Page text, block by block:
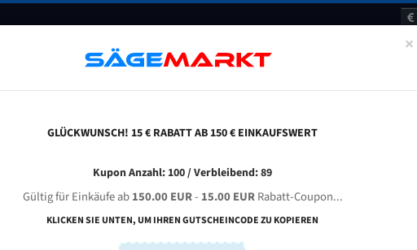
FAQ GUTSCHEINE BLOG KONTAKT
Sabı PB 550/1000 Bi-Metal M42 HSS Bandsägeblatt
×
GLÜCKWUNSCH! 15 € RABATT AB 150 € EINKAUFSWERT
Kupon Anzahl: 100 / Verbleibend: 89
Gültig für Einkäufe ab150.00 EUR- 15.00 EURRabatt-Coupon...
KLICKEN SIE UNTEN, UM IHREN GUTSCHEINCODE ZU KOPIEREN